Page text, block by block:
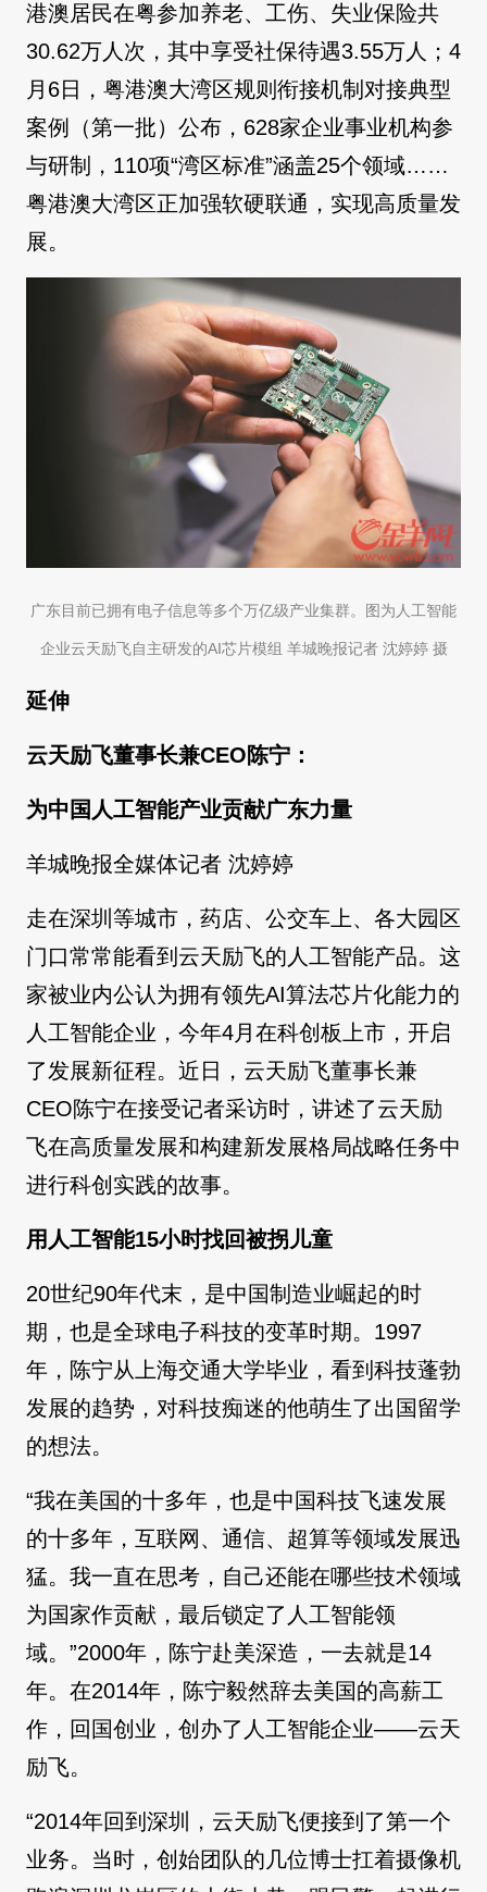
港澳居民在粤参加养老、工伤、失业保险共
30.62万人次，其中享受社保待遇3.55万人；4
月6日，粤港澳大湾区规则衔接机制对接典型
案例（第一批）公布，628家企业事业机构参
与研制，110项“湾区标准”涵盖25个领域……
粤港澳大湾区正加强软硬联通，实现高质量发
展。
广东目前已拥有电子信息等多个万亿级产业集群。图为人工智能
企业云天励飞自主研发的AI芯片模组 羊城晚报记者 沈婷婷 摄
延伸
云天励飞董事长兼CEO陈宁：
为中国人工智能产业贡献广东力量
羊城晚报全媒体记者 沈婷婷
走在深圳等城市，药店、公交车上、各大园区
门口常常能看到云天励飞的人工智能产品。这
家被业内公认为拥有领先AI算法芯片化能力的
人工智能企业，今年4月在科创板上市，开启
了发展新征程。近日，云天励飞董事长兼
CEO陈宁在接受记者采访时，讲述了云天励
飞在高质量发展和构建新发展格局战略任务中
进行科创实践的故事。
用人工智能15小时找回被拐儿童
20世纪90年代末，是中国制造业崛起的时
期，也是全球电子科技的变革时期。1997
年，陈宁从上海交通大学毕业，看到科技蓬勃
发展的趋势，对科技痴迷的他萌生了出国留学
的想法。
“我在美国的十多年，也是中国科技飞速发展
的十多年，互联网、通信、超算等领域发展迅
猛。我一直在思考，自己还能在哪些技术领域
为国家作贡献，最后锁定了人工智能领
域。”2000年，陈宁赴美深造，一去就是14
年。在2014年，陈宁毅然辞去美国的高薪工
作，回国创业，创办了人工智能企业——云天
励飞。
“2014年回到深圳，云天励飞便接到了第一个
业务。当时，创始团队的几位博士扛着摄像机